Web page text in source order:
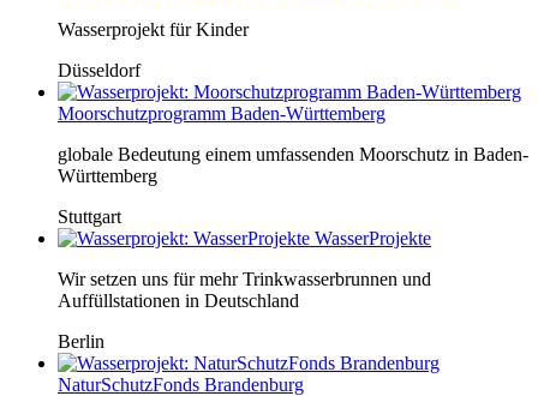
Wasserprojekt für Kinder
Düsseldorf
Moorschutzprogramm Baden-Württemberg
globale Bedeutung einem umfassenden Moorschutz in Baden-
Württemberg
Stuttgart
WasserProjekte
Wir setzen uns für mehr Trinkwasserbrunnen und
Auffüllstationen in Deutschland
Berlin
NaturSchutzFonds Brandenburg